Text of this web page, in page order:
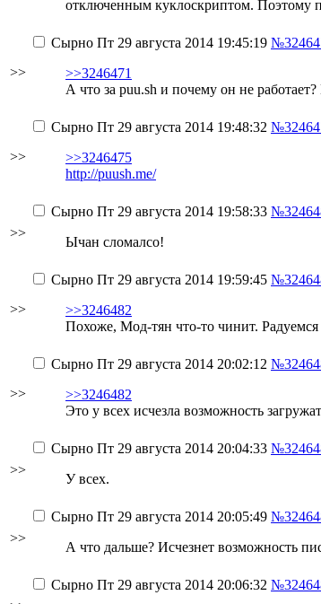
отключенным куклоскриптом. Поэтому
>>
Сырно Пт 29 августа 2014 19:45:19
>>3246471
А что за puu.sh и почему он не
>>
Сырно Пт 29 августа 2014 19:48:32
>>3246475
http://puush.me/
>>
Сырно Пт 29 августа 2014 19:58:33
Ычан сломалсо!
>>
Сырно Пт 29 августа 2014 19:59:45
>>3246482
Похоже, Мод-тян что-то чинит.
>>
Сырно Пт 29 августа 2014 20:02:12
>>3246482
Это у всех исчезла возможность
>>
Сырно Пт 29 августа 2014 20:04:33
У всех.
>>
Сырно Пт 29 августа 2014 20:05:49
А что дальше? Исчезнет возможность
Сырно Пт 29 августа 2014 20:06:32